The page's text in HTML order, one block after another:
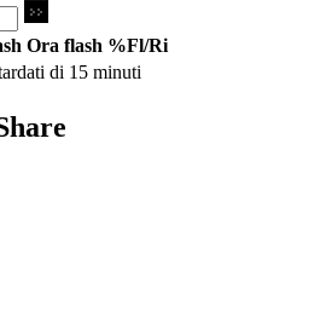
Ora flash %Fl/Ri
di 15 minuti